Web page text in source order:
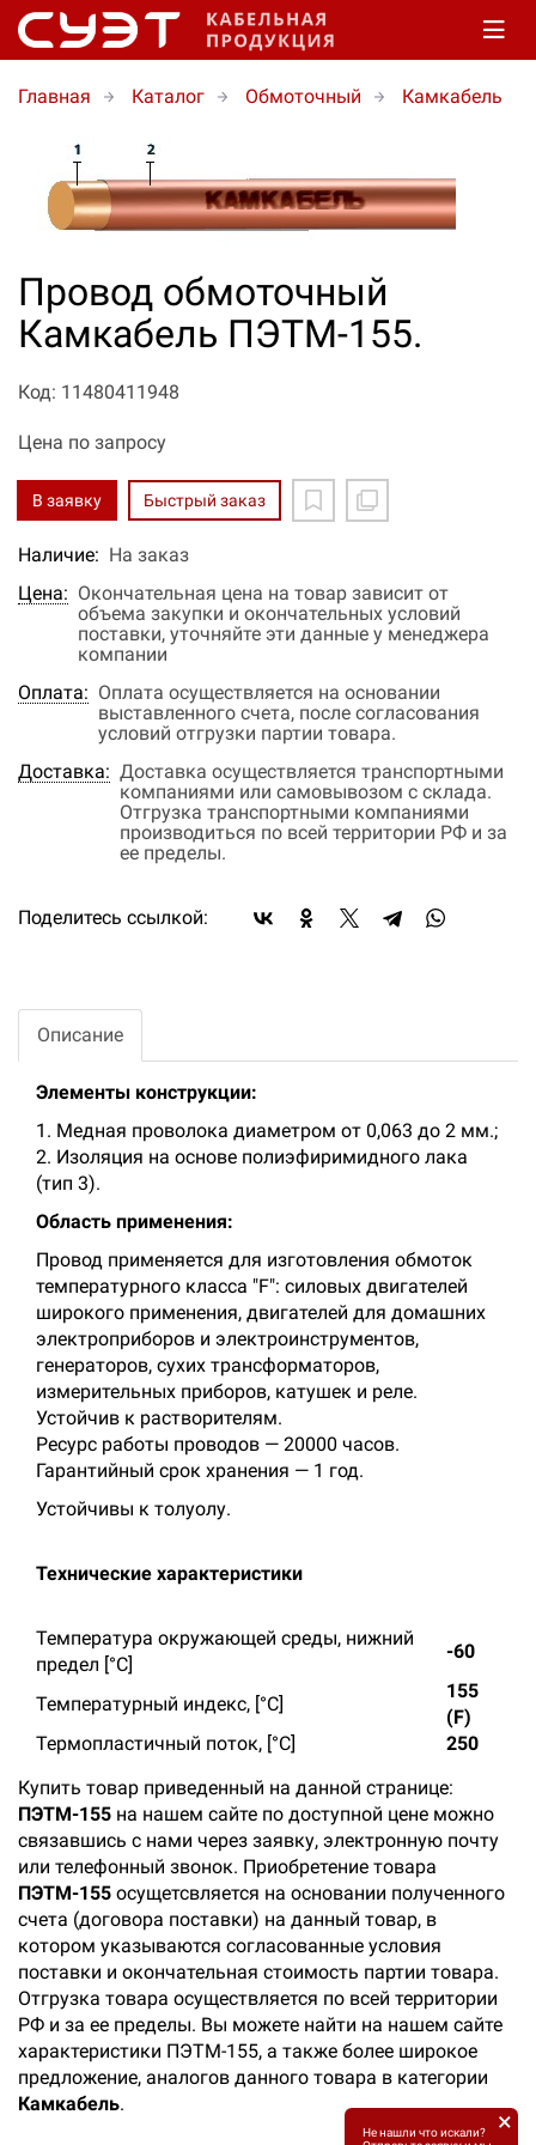
Главная Каталог Обмоточный Камкабель
Провод обмоточный
Камкабель ПЭТМ-155.
Код: 11480411948
Цена по запросу
В заявку Быстрый заказ
Наличие: На заказ
Цена: Окончательная цена на товар зависит от
объема закупки и окончательных условий
поставки, уточняйте эти данные у менеджера
компании
Оплата: Оплата осуществляется на основании
выставленного счета, после согласования
условий отгрузки партии товара.
Доставка: Доставка осуществляется транспортными
компаниями или самовывозом с склада.
Отгрузка транспортными компаниями
производиться по всей территории РФ и за
ее пределы.
Поделитесь ссылкой:
Описание
Элементы конструкции:
1. Медная проволока диаметром от 0,063 до 2 мм.;
2. Изоляция на основе полиэфиримидного лака
(тип 3).
Область применения:
Провод применяется для изготовления обмоток
температурного класса "F": силовых двигателей
широкого применения, двигателей для домашних
электроприборов и электроинструментов,
генераторов, сухих трансформаторов,
измерительных приборов, катушек и реле.
Устойчив к растворителям.
Ресурс работы проводов — 20000 часов.
Гарантийный срок хранения — 1 год.
Устойчивы к толуолу.
Технические характеристики
Температура окружающей среды, нижний
предел [°C]
-60
Температурный индекс, [°С]
155
(F)
Термопластичный поток, [°С]
250
Купить товар приведенный на данной странице:
ПЭТМ-155 на нашем сайте по доступной цене можно
связавшись с нами через заявку, электронную почту
или телефонный звонок. Приобретение товара
ПЭТМ-155 осущетсвляется на основании полученного
счета (договора поставки) на данный товар, в
котором указываются согласованные условия
поставки и окончательная стоимость партии товара.
Отгрузка товара осуществляется по всей территории
РФ и за ее пределы. Вы можете найти на нашем сайте
характеристики ПЭТМ-155, а также более широкое
предложение, аналогов данного товара в категории
Камкабель.
Не нашли что искали?
×